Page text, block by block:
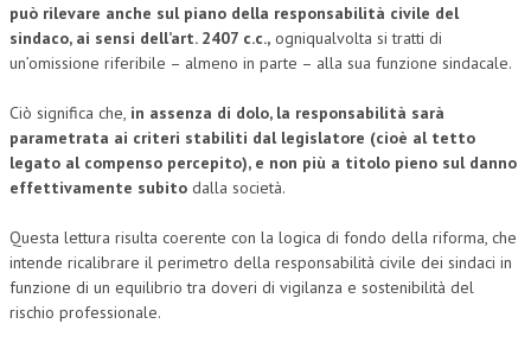
può rilevare anche sul piano della responsabilità civile del
sindaco, ai sensi dell’art. 2407 c.c., ogniqualvolta si tratti di
un’omissione riferibile – almeno in parte – alla sua funzione sindacale.
Ciò significa che, in assenza di dolo, la responsabilità sarà
parametrata ai criteri stabiliti dal legislatore (cioè al tetto
legato al compenso percepito), e non più a titolo pieno sul danno
effettivamente subito dalla società.
Questa lettura risulta coerente con la logica di fondo della riforma, che
intende ricalibrare il perimetro della responsabilità civile dei sindaci in
funzione di un equilibrio tra doveri di vigilanza e sostenibilità del
rischio professionale.